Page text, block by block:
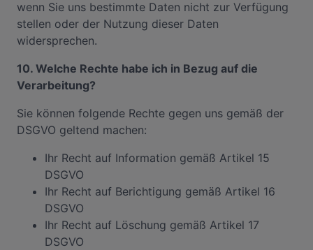
wenn Sie uns bestimmte Daten nicht zur Verfügung
stellen oder der Nutzung dieser Daten
widersprechen.
10. Welche Rechte habe ich in Bezug auf die
Verarbeitung?
Sie können folgende Rechte gegen uns gemäß der
DSGVO geltend machen:
Ihr Recht auf Information gemäß Artikel 15
DSGVO
Ihr Recht auf Berichtigung gemäß Artikel 16
DSGVO
Ihr Recht auf Löschung gemäß Artikel 17
DSGVO